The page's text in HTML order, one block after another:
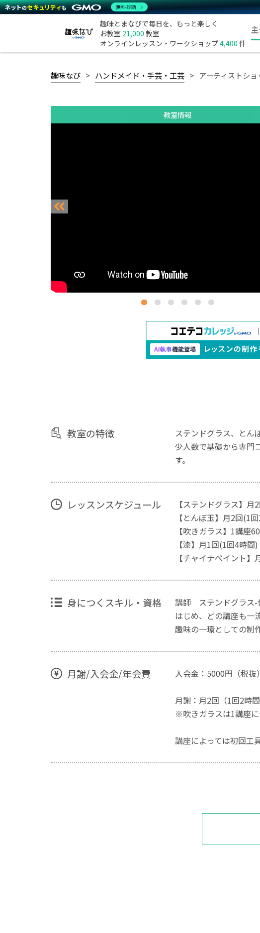
趣味とまなびで毎日を、もっと楽しく
お教室 21,000 教室
オンラインレッスン・ワークショップ4,400 件
趣味なび ハンドメイド・手芸・工芸 アーティストシ
教室情報
教室の特徴
ステンドグラス、とん
少人数で基礎から専門
す。
レッスンスケジュール
【ステンドグラス】
【とんぼ玉】月2回(1
【吹きガラス】1講
【漆】月1回(1回4時
【チャイナペイント
身につくスキル・資格
講師 ステンドグラス-
はじめ、どの講座も一
趣味の一環としての制
月謝/入会金/年会費 入会金：5000円（税抜）
月謝：月2回（1回2時
※吹きガラスは1講座
講座によっては初回工
無料診断